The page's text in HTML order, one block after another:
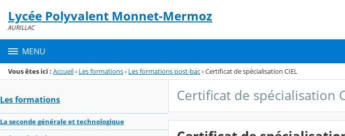
Menu de la rubrique
Contenu
Lycée Polyvalent Monnet-Mermoz
AURILLAC
MENU
Vous êtes ici : Accueil› Les formations› Les formations post-bac›Certificat de spécialisation CIEL
Les formations
La seconde générale et technologique
Certificat de spécialisation